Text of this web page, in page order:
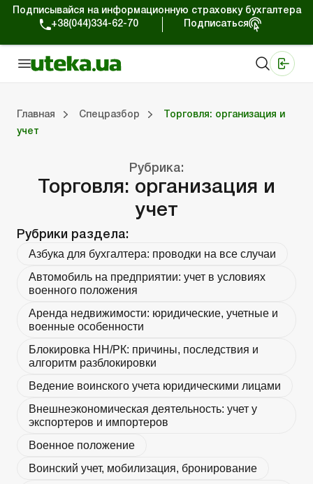
Подписывайся на информационную страховку бухгалтера
+38(044)334-62-70
Подписаться
Главная Спецразбор
Торговля: организация и
учет
Рубрика:
Торговля: организация и
учет
Рубрики раздела:
Азбука для бухгалтера: проводки на все случаи
Автомобиль на предприятии: учет в условиях
военного положения
Аренда недвижимости: юридические, учетные и
военные особенности
Блокировка НН/РК: причины, последствия и
алгоритм разблокировки
Ведение воинского учета юридическими лицами
Внешнеэкономическая деятельность: учет у
экспортеров и импортеров
Военное положение
Воинский учет, мобилизация, бронирование